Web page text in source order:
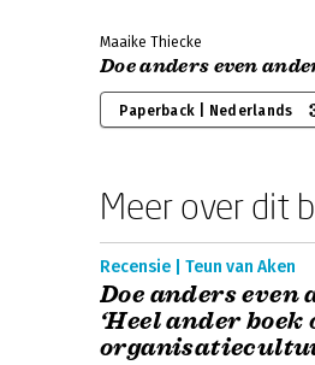
Maaike Thiecke
Doe anders even
Paperback | Nederlands
Meer over dit
Recensie | Teun van Aken
Doe anders even
‘Heel ander boek